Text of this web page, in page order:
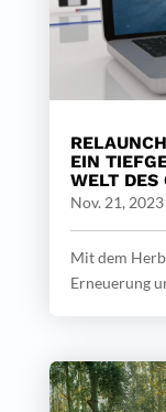
EIN
WELT DES
Nov. 21, 2023
Mit dem
Erneuerung